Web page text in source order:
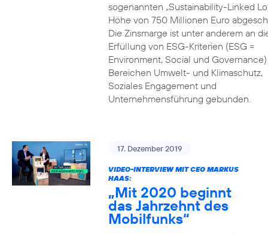
sogenannten „Sustainability-Linked
Höhe von 750 Millionen Euro
Die Zinsmarge ist unter anderem an
Erfüllung von ESG-Kriterien (ESG =
Environment, Social und
Bereichen Umwelt- und Klimaschutz,
Soziales Engagement und
Unternehmensführung gebunden.
17. Dezember 2019
VIDEO-INTERVIEW MIT CEO MARKUS
HAAS:
„Mit 2020 beginnt
das Jahrzehnt des
Mobilfunks“